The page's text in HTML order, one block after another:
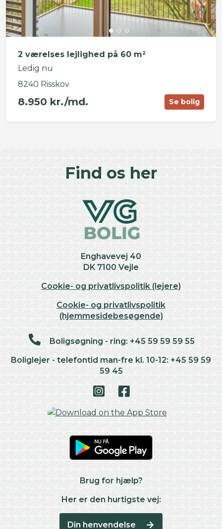
2 værelses lejlighed på 60 m²
Ledig nu
8240 Risskov
8.950 kr./md. Se bolig
Find os her
Enghavevej 40
DK 7100 Vejle
Cookie- og privatlivspolitik (lejere)
Cookie- og privatlivspolitik
(hjemmesidebesøgende)
Boligsøgning - ring: +45 59 59 59 55
Boliglejer - telefontid man-fre kl. 10-12: +45 59 59
59 45
Brug for hjælp?
Her er den hurtigste vej:
Din henvendelse